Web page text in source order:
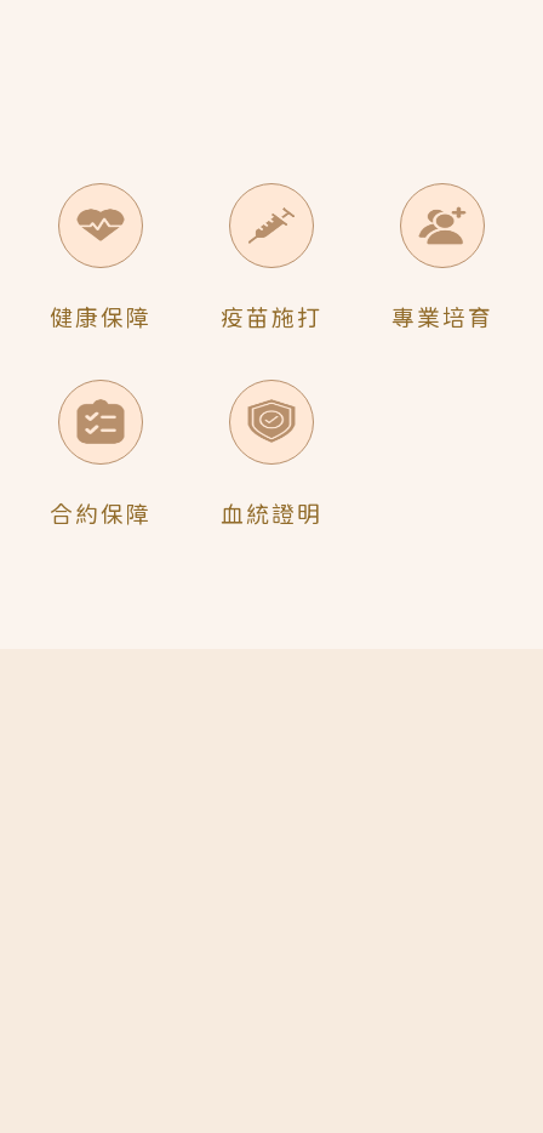
健康保障 疫苗施打 專業培育
合約保障 血統證明